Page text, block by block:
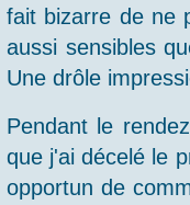
fait bizarre de ne
aussi sensibles
Une drôle
Pendant le
que j'ai décelé le
opportun de